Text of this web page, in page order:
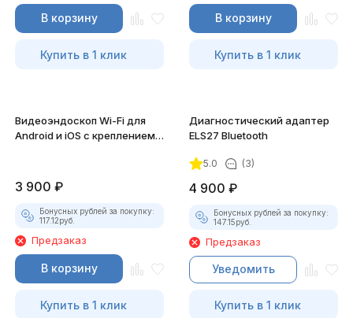
В корзину
Купить в 1 клик
В корзину
Купить в 1 клик
Видеоэндоскоп Wi-Fi для
Android и iOS с креплением
3 900 ₽
Бонусных рублей за покупку:
117.12руб.
Предзаказ
В корзину
Купить в 1 клик
Диагностический адаптер
ELS27 Bluetooth
5.0 (3)
4 900 ₽
Бонусных рублей за покупку:
147.15руб.
Предзаказ
Уведомить
Купить в 1 клик